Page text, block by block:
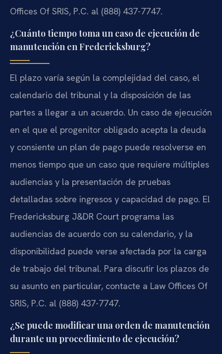
Offices Of SRIS, P.C. al (888) 437-7747.
¿Cuánto tiempo toma un caso de ejecución de
manutención en Fredericksburg?
El plazo varía según la complejidad del caso, el
calendario del tribunal y la disposición de las
partes a llegar a un acuerdo. Un caso de ejecución
en el que el progenitor obligado acepta la deuda
y consiente un plan de pago puede resolverse en
menos tiempo que un caso que requiere múltiples
audiencias y la presentación de pruebas
detalladas sobre ingresos y capacidad de pago. El
Fredericksburg J&DR Court programa las
audiencias de acuerdo con su calendario, y la
disponibilidad puede verse afectada por la carga
de trabajo del tribunal. Para discutir los plazos de
su asunto en particular, contacte a Law Offices Of
SRIS, P.C. al (888) 437-7747.
¿Se puede modificar una orden de manutención
durante un procedimiento de ejecución?